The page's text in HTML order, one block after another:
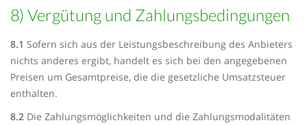
8) Vergütung und Zahlungsbedingungen
8.1 Sofern sich aus der Leistungsbeschreibung des Anbieters
nichts anderes ergibt, handelt es sich bei den angegebenen
Preisen um Gesamtpreise, die die gesetzliche Umsatzsteuer
enthalten.
8.2 Die Zahlungsmöglichkeiten und die Zahlungsmodalitäten